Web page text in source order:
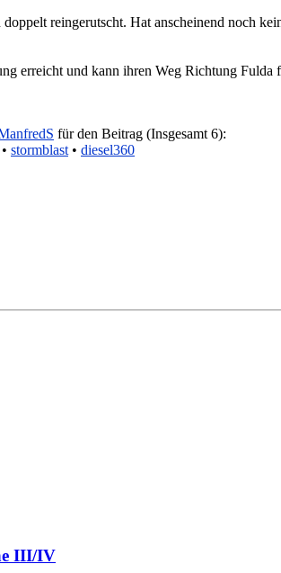
reingerutscht. Hat anscheinend noch
erreicht und kann ihren Weg Richtung Fulda
für den Beitrag (Insgesamt 6):
• stormblast• diesel360
III/IV